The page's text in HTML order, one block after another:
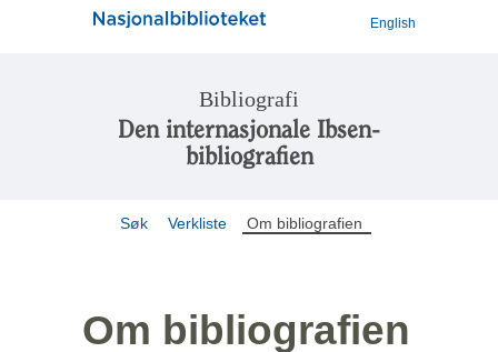
English
Bibliografi
Den internasjonale Ibsen-
bibliografien
Søk Verkliste Om bibliografien
Om bibliografien